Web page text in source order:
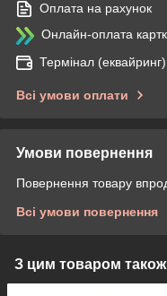
Оплата на рахунок
Онлайн-оплата
Термінал (еквайринг)
Всі умови оплати
Умови повернення
Повернення товару
Всі умови повернення
З цим товаром